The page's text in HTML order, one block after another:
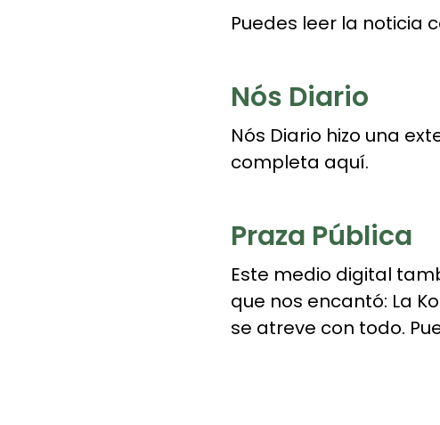
Puedes leer la noticia
Nós Diario
Nós Diario hizo una
completa aquí.
Praza Pública
Este medio digital
que nos encantó: La
se atreve con todo.